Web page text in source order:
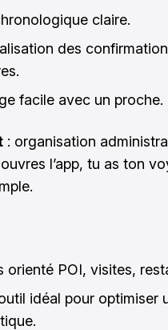
claire.
des
facile avec un proche.
: organisation
l’app, tu as ton
orienté POI, visites,
idéal pour optimiser